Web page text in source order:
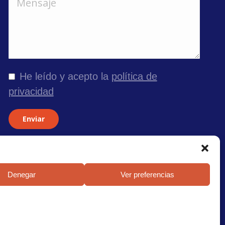
Denegar Ver preferencias
He leído y acepto la política de
privacidad
Enviar